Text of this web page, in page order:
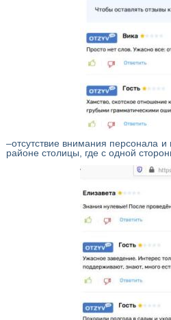
–отсутствие внимания персонала
районе столицы, где с одной